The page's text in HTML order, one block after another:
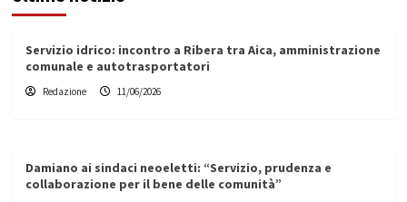
Servizio idrico: incontro a Ribera tra Aica, amministrazione
comunale e autotrasportatori
Redazione 11/06/2026
Damiano ai sindaci neoeletti: “Servizio, prudenza e
collaborazione per il bene delle comunità”